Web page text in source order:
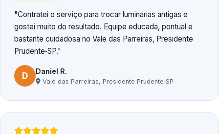
Contratei o serviço para trocar luminárias antigas e
gostei muito do resultado. Equipe educada, pontual e
bastante cuidadosa no Vale das Parreiras, Presidente
Prudente‑SP.
D Daniel R.
Vale das Parreiras, Presidente Prudente‑SP